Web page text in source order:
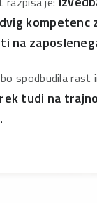
kompetenc
na
spodbudila rast
tudi na